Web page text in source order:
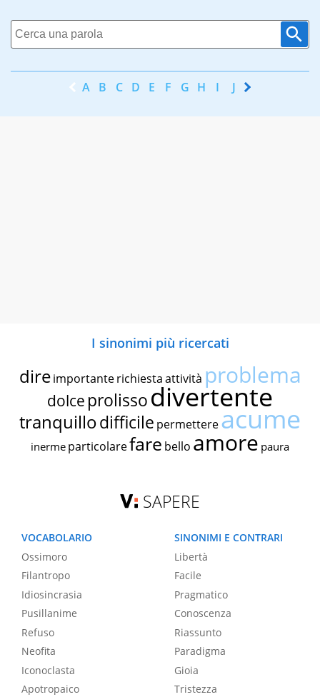
A B C D E F G H I J K
I sinonimi più ricercati
dire importante richiestaattività problema
dolce prolissodivertente
tranquillodifficile permettereacume
inerme particolarefare bello amore paura
SAPERE
VOCABOLARIO
Ossimoro
Filantropo
Idiosincrasia
Pusillanime
Refuso
Neofita
Iconoclasta
Apotropaico
SINONIMI E CONTRARI
Libertà
Facile
Pragmatico
Conoscenza
Riassunto
Paradigma
Gioia
Tristezza